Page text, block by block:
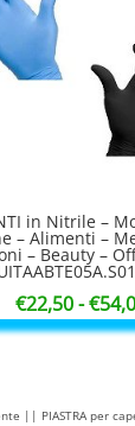
in Nitrile –
– Alimenti –
– Beauty –
€22,50-€
|| PIASTRA per